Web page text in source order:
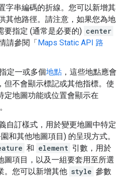
字串編碼的折線。您可以新增其
其他路徑。請注意，如果您為地
要指定 (通常是必要的) center
請參閱「Maps Static API 路
定一或多個地點 ，這些地點應會
但不會顯示標記或其他指標。使
定地圖功能或位置會顯示在
自訂樣式，用於變更地圖中特定
和其他地圖項目) 的呈現方式。
和 element 引數，用於
圖項目，以及一組要套用至所選
。您可以新增其他 style 參數